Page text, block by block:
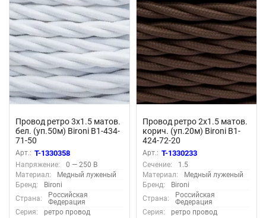
Провод ретро 3х1.5 матов.
бел. (уп.50м) Bironi B1-434-
71-50
Арт.: T-1330358
Напряжение:
0 — 250 В
Материал:
Медный луженый
Бренд:
Bironi
Страна:
Российская
Федерация
Серия:
ретро провод
Провод ретро 2х1.5 матов.
корич. (уп.20м) Bironi B1-
424-72-20
Арт.: T-1330233
Сечение:
1.5
Материал:
Медный луженый
Бренд:
Bironi
Страна:
Российская
Федерация
Серия:
ретро провод